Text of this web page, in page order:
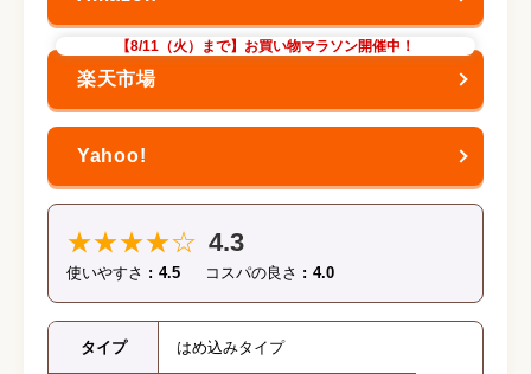
【8/11（火）まで】お買い物マラソン開催中！
★★★★☆ 4.3
使いやすさ 4.5 コスパの良さ 4.0
タイプ はめ込みタイプ